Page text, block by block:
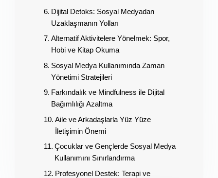
Dijital Detoks: Sosyal Medyadan
Uzaklaşmanın Yolları
Alternatif Aktivitelere Yönelmek: Spor,
Hobi ve Kitap Okuma
Sosyal Medya Kullanımında Zaman
Yönetimi Stratejileri
Farkındalık ve Mindfulness ile Dijital
Bağımlılığı Azaltma
Aile ve Arkadaşlarla Yüz Yüze
İletişimin Önemi
Çocuklar ve Gençlerde Sosyal Medya
Kullanımını Sınırlandırma
Profesyonel Destek: Terapi ve